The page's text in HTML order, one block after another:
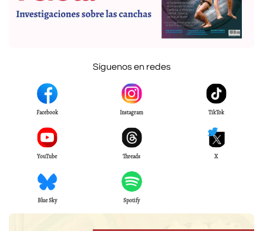
Síguenos en redes
Facebook Instagram TikTok
YouTube Threads X
Blue Sky Spotify